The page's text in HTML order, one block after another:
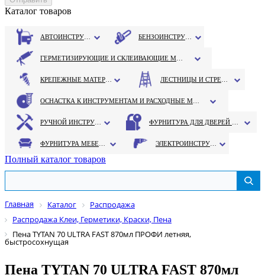
Каталог товаров
Полный каталог товаров
Главная Каталог
Распродажа
Распродажа Клеи, Герметики, Краски, Пена
Пена TYTAN 70 ULTRA FAST 870мл ПРОФИ летняя,
быстросохнущая
Пена TYTAN 70 ULTRA FAST 870мл